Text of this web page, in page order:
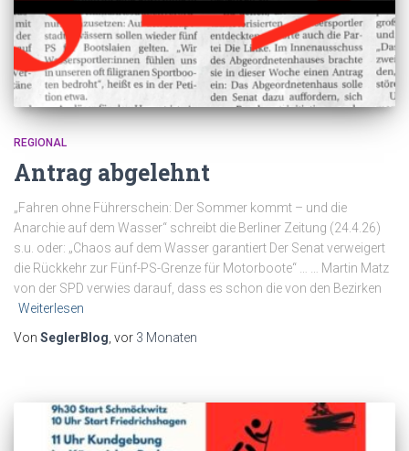
REGIONAL
Antrag abgelehnt
„Fahren ohne Führerschein: Der Sommer kommt – und die
Anarchie auf dem Wasser“ schreibt die Berliner Zeitung (24.4.26)
s.u. oder: „Chaos auf dem Wasser garantiert Der Senat verweigert
die Rückkehr zur Fünf-PS-Grenze für Motorboote“ … … Martin Matz
von der SPD verwies darauf, dass es schon die von den Bezirken
Weiterlesen
Von SeglerBlog , vor 3 Monaten